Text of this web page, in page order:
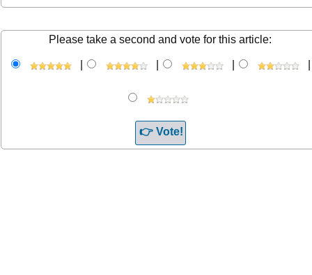
Please take a second and vote for this article: